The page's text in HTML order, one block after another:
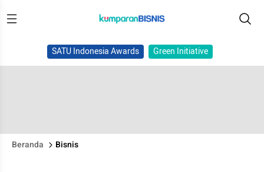
SATU Indonesia Awards Green Initiative
Beranda Bisnis